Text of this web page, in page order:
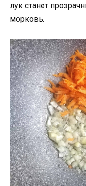
лук станет
морковь.